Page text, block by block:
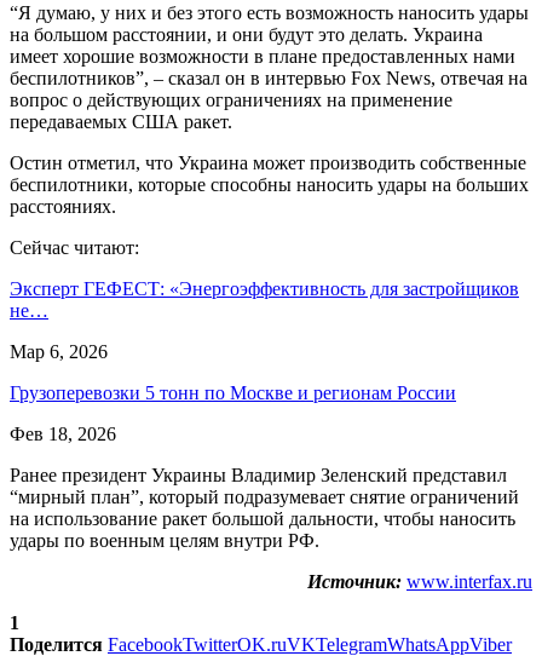
“Я думаю, у них и без этого есть возможность наносить удары
на большом расстоянии, и они будут это делать. Украина
имеет хорошие возможности в плане предоставленных нами
беспилотников”, – сказал он в интервью Fox News, отвечая на
вопрос о действующих ограничениях на применение
передаваемых США ракет.
Остин отметил, что Украина может производить собственные
беспилотники, которые способны наносить удары на больших
расстояниях.
Сейчас читают:
Эксперт ГЕФЕСТ: «Энергоэффективность для застройщиков
не…
Мар 6, 2026
Грузоперевозки 5 тонн по Москве и регионам России
Фев 18, 2026
Ранее президент Украины Владимир Зеленский представил
“мирный план”, который подразумевает снятие ограничений
на использование ракет большой дальности, чтобы наносить
удары по военным целям внутри РФ.
Источник: www.interfax.ru
1
Поделится FacebookTwitterOK.ruVKTelegramWhatsAppViber